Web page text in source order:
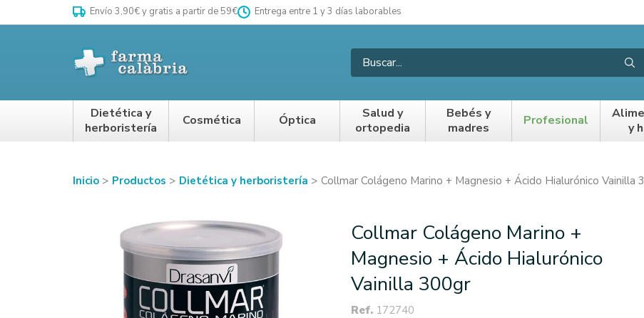
Envío 3,90€ y gratis a partir de 59€ Entrega entre 1 y 3 días laborables
Dietética y
herboristería
Cosmética Óptica
Salud y
ortopedia
Bebés y
madres
Profesional
y
Inicio Productos Dietética y herboristería Collmar Colágeno Marino + Magnesio + Ácido Hialurónico Vainilla
Collmar Colágeno Marino +
Magnesio + Ácido Hialurónico
Vainilla 300gr
Ref. 172740